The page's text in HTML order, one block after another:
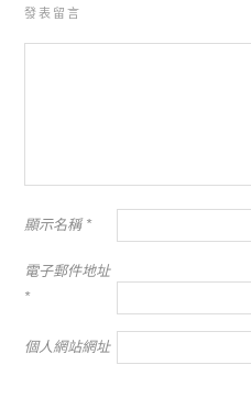
發表留言
顯示名稱 *
電子郵件地址
*
個人網站網址